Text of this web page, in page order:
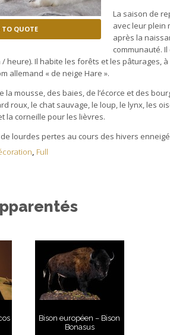
TO QUOTE
La saison de
avec leur plein
après la
communauté.
/ heure). Il habite les forêts et les pâturages,
allemand « de neige Hare ».
la mousse, des baies, de l’écorce et des
roux, le chat sauvage, le loup, le lynx, les
la corneille pour les lièvres.
lourdes pertes au cours des hivers
, Full
Bison européen – Bison
Bonasus